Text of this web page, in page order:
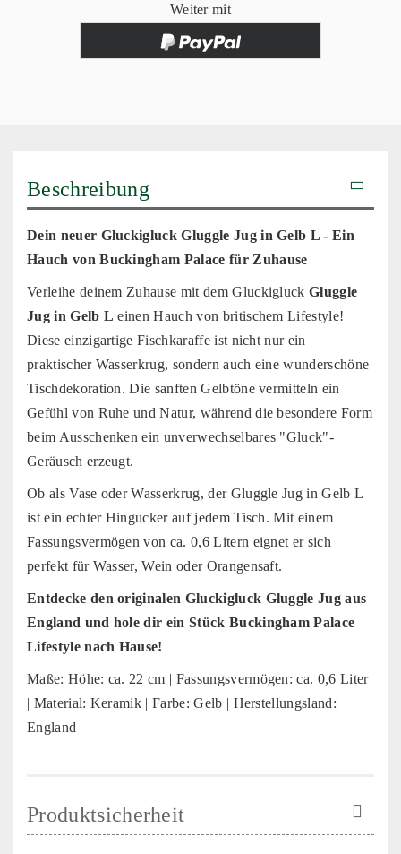
Weiter mit
Beschreibung
Dein neuer Gluckigluck Gluggle Jug in Gelb L - Ein
Hauch von Buckingham Palace für Zuhause
Verleihe deinem Zuhause mit dem GluckigluckGluggle
Jug in Gelb L einen Hauch von britischem Lifestyle!
Diese einzigartige Fischkaraffe ist nicht nur ein
praktischer Wasserkrug, sondern auch eine wunderschöne
Tischdekoration. Die sanften Gelbtöne vermitteln ein
Gefühl von Ruhe und Natur, während die besondere Form
beim Ausschenken ein unverwechselbares "Gluck"-
Geräusch erzeugt.
Ob als Vase oder Wasserkrug, der Gluggle Jug in Gelb L
ist ein echter Hingucker auf jedem Tisch. Mit einem
Fassungsvermögen von ca. 0,6 Litern eignet er sich
perfekt für Wasser, Wein oder Orangensaft.
Entdecke den originalen Gluckigluck Gluggle Jug aus
England und hole dir ein Stück Buckingham Palace
Lifestyle nach Hause!
Maße: Höhe: ca. 22 cm | Fassungsvermögen: ca. 0,6 Liter
| Material: Keramik | Farbe: Gelb | Herstellungsland:
England
Produktsicherheit